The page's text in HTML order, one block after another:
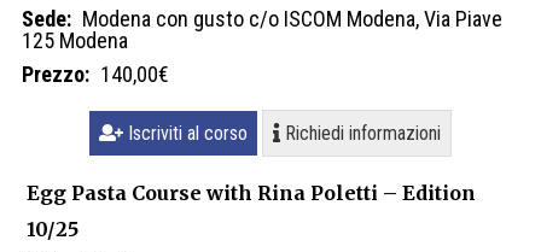
Sede: Modena con gusto c/o ISCOM Modena, Via Piave
125 Modena
Prezzo: 140,00€
Iscriviti al corso Richiedi informazioni
Egg Pasta Course with Rina Poletti – Edition
10/25